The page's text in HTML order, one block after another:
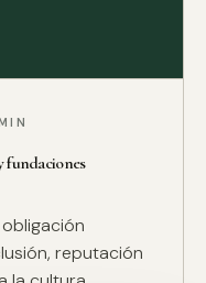
fundaciones
reputación